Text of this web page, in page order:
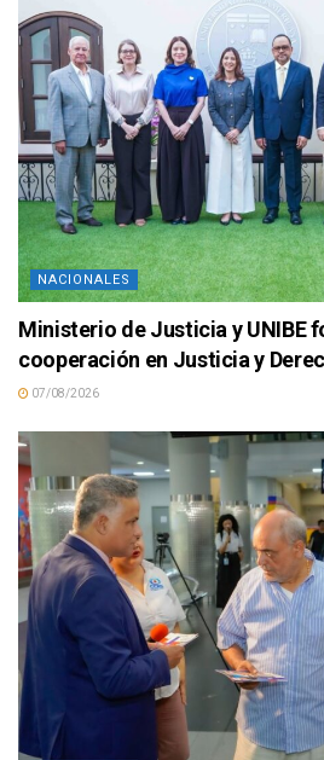
NACIONALES
Ministerio de Justicia y UNIBE
cooperación en Justicia y
07/08/2026